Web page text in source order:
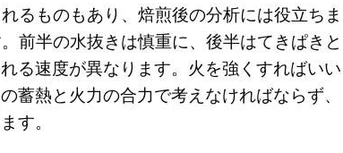
るものもあり、焙煎後の分析には役立ちま
前半の水抜きは慎重に、後半はてきぱきと
る速度が異なります。火を強くすればいい
蓄熱と火力の合力で考えなければならず、
す。